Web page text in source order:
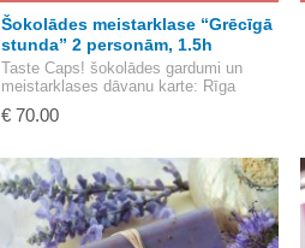
Šokolādes meistarklase “Grēcīgā
stunda” 2 personām, 1.5h
Taste Caps! šokolādes gardumi un
meistarklases dāvanu karte: Rīga
€ 70.00